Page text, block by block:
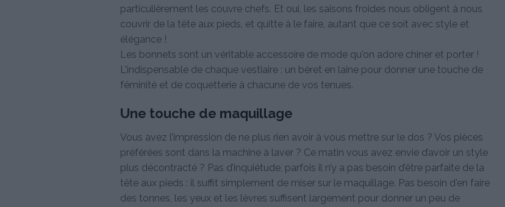
particulièrement les couvre chefs. Et oui, les saisons froides nous obligent à nous
couvrir de la tête aux pieds, et quitte à le faire, autant que ce soit avec style et
élégance !
Les bonnets sont un véritable accessoire de mode qu'on adore chiner et porter !
L'indispensable de chaque vestiaire : un béret en laine pour donner une touche de
féminité et de coquetterie à chacune de vos tenues.
Une touche de maquillage
Vous avez l’impression de ne plus rien avoir à vous mettre sur le dos ? Vos pièces
préférées sont dans la machine à laver ? Ce matin vous avez envie d’avoir un style
plus décontracté ? Pas d’inquiétude, parfois il n’y a pas besoin d’être parfaite de la
tête aux pieds : il suffit simplement de miser sur le maquillage. Pas besoin d'en faire
des tonnes, les yeux et les lèvres suffisent largement pour donner un peu de